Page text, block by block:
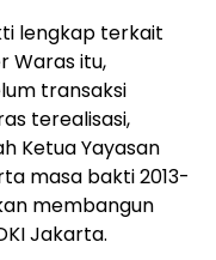
lengkap terkait
Waras itu,‎
transaksi
terealisasi,
Ketua Yayasan
masa bakti 2013-
membangun
Jakarta.